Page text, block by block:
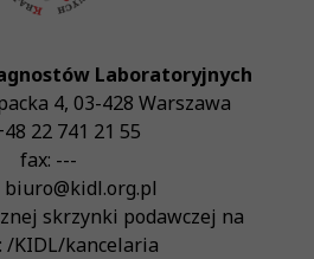
Laboratoryjnych
4, 03-428 Warszawa
22 741 21 55
fax: ---
biuro@kidl.org.pl
skrzynki podawczej na
/KIDL/kancelaria